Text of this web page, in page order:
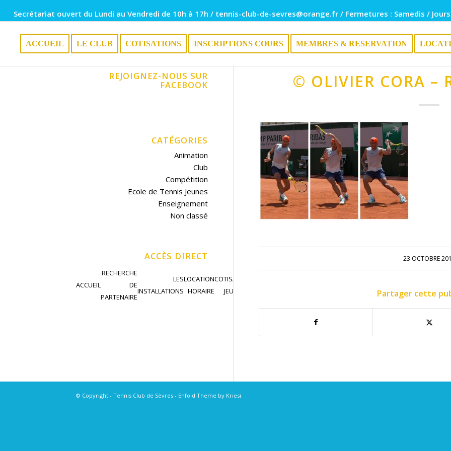
Secrétariat ouvert du Lundi au Vendredi de 10h à 17h / tennis-club-de-sevres@orange.fr / Fermetures : Samedis /
ACCUEIL LE CLUB COTISATIONS INSCRIPTIONS COURS MEMBRES & RESERVATION
© OLIVIER CORA –
23 OCTOBRE
Partager cette
REJOIGNEZ-NOUS SUR
FACEBOOK
CATÉGORIES
Animation
Club
Compétition
Ecole de Tennis Jeunes
Enseignement
Non classé
ACCÈS DIRECT
ACCUEIL
RECHERCHE
DE
PARTENAIRE
LES
INSTALLATIONS
LOCATION
HORAIRE
COTISATION
JEU LIBRE
© Copyright - Tennis Club de Sèvres - Enfold Theme by Kriesi